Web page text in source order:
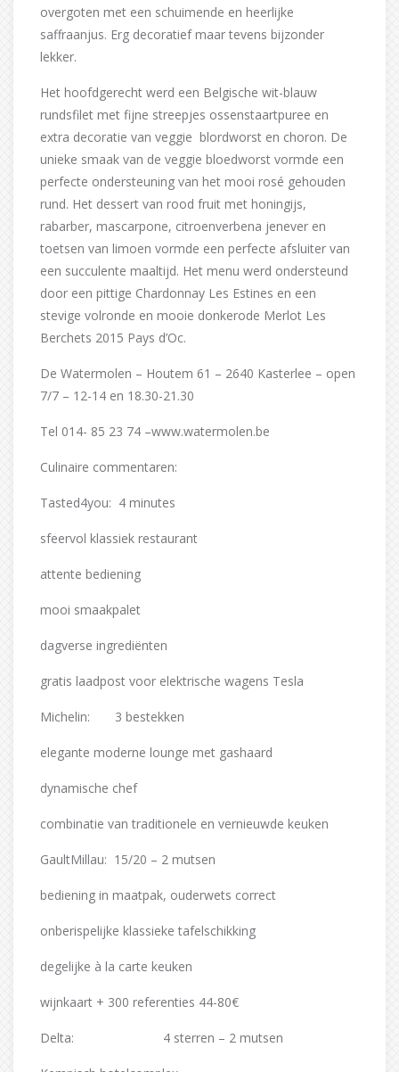
overgoten met een schuimende en heerlijke
saffraanjus. Erg decoratief maar tevens bijzonder
lekker.
Het hoofdgerecht werd een Belgische wit-blauw
rundsfilet met fijne streepjes ossenstaartpuree en
extra decoratie van veggie blordworst en choron. De
unieke smaak van de veggie bloedworst vormde een
perfecte ondersteuning van het mooi rosé gehouden
rund. Het dessert van rood fruit met honingijs,
rabarber, mascarpone, citroenverbena jenever en
toetsen van limoen vormde een perfecte afsluiter van
een succulente maaltijd. Het menu werd ondersteund
door een pittige Chardonnay Les Estines en een
stevige volronde en mooie donkerode Merlot Les
Berchets 2015 Pays d’Oc.
De Watermolen – Houtem 61 – 2640 Kasterlee – open
7/7 – 12-14 en 18.30-21.30
Tel 014- 85 23 74 –www.watermolen.be
Culinaire commentaren:
Tasted4you: 4 minutes
sfeervol klassiek restaurant
attente bediening
mooi smaakpalet
dagverse ingrediënten
gratis laadpost voor elektrische wagens Tesla
Michelin: 3 bestekken
elegante moderne lounge met gashaard
dynamische chef
combinatie van traditionele en vernieuwde keuken
GaultMillau: 15/20 – 2 mutsen
bediening in maatpak, ouderwets correct
onberispelijke klassieke tafelschikking
degelijke à la carte keuken
wijnkaart + 300 referenties 44-80€
Delta: 4 sterren – 2 mutsen